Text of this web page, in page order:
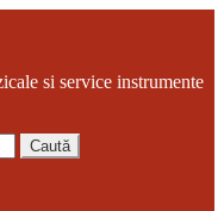
si service instrumente
Caută